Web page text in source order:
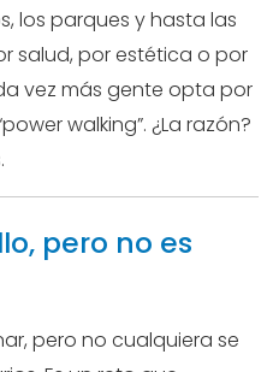
los parques y hasta las
salud, por estética o por
vez más gente opta por
walking”. ¿La razón?
pero no es
pero no cualquiera se